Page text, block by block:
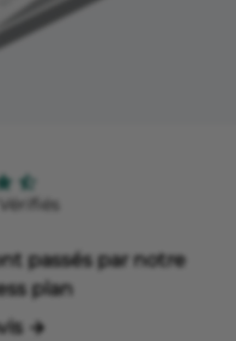
passés par notre
plan